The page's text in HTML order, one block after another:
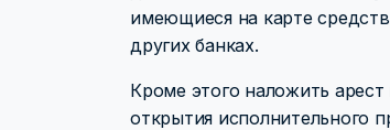
имеющиеся на карте
других банках.
Кроме этого наложить
открытия исполнительного